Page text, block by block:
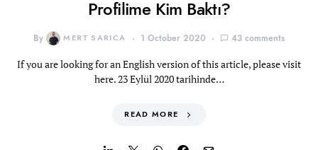
Profilime Kim Baktı?
By MERT SARICA 1 October 2020 43 comments
If you are looking for an English version of this article, please visit
here. 23 Eylül 2020 tarihinde…
READ MORE